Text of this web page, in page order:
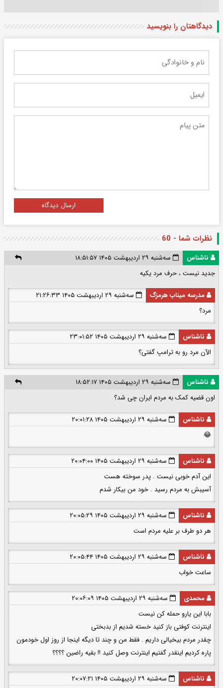
دیدگاهتان را بنویسید
ارسال دیدگاه
نظرات شما - 60
ناشناس
سه‌شنبه ۲۹ اردیبهشت ۱۴۰۵ ۱۸:۵۱:۵۷
جدید نیست ، حرف مرد یکیه
مدرسه میناب هرمزگ
سه‌شنبه ۲۹ اردیبهشت ۱۴۰۵ ۲۱:۲۶:۳۳
مرد؟
ناشناس
سه‌شنبه ۲۹ اردیبهشت ۱۴۰۵ ۲۳:۰۱:۵۲
الآن مرد رو به ترامپ گفتی؟
ناشناس
سه‌شنبه ۲۹ اردیبهشت ۱۴۰۵ ۱۸:۵۲:۱۷
اون قضیه کمک به مردم ایران چی شد؟
ناشناس
سه‌شنبه ۲۹ اردیبهشت ۱۴۰۵ ۲۰:۰۱:۲۸
😂
ناشناس
سه‌شنبه ۲۹ اردیبهشت ۱۴۰۵ ۲۰:۰۴:۰۰
این آدم خوبی نیست . پدر سوخته هست
آسیبش به مردم رسید . خود من بیکار شدم
ناشناس
سه‌شنبه ۲۹ اردیبهشت ۱۴۰۵ ۲۰:۰۵:۲۹
هر دو طرف بر علیه مردم است
ناشناس
سه‌شنبه ۲۹ اردیبهشت ۱۴۰۵ ۲۰:۰۵:۴۴
ساعت خواب
محمدی
سه‌شنبه ۲۹ اردیبهشت ۱۴۰۵ ۲۰:۰۶:۰۹
بابا این یارو حمله کن نیست
اینترنت کوفتی باز کنید خسته شدیم از بدبختی
چقدر مردم بیخیالی داریم . فقط من و چند تا دیگه اینجا از روز اول خودمون
پاره کردیم اینقدر گفتیم اینترنت وصل کنید !! بقیه راضین ؟؟؟؟
ناشناس سه‌شنبه ۲۹ اردیبهشت ۱۴۰۵ ۲۰:۰۷:۲۱